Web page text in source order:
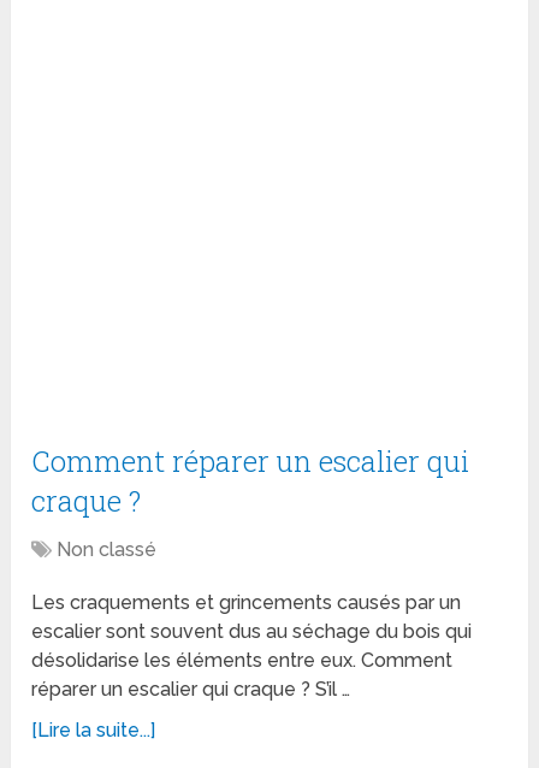
Comment réparer un escalier qui
craque ?
Non classé
Les craquements et grincements causés par un
escalier sont souvent dus au séchage du bois qui
désolidarise les éléments entre eux. Comment
réparer un escalier qui craque ? S’il …
[Lire la suite...]